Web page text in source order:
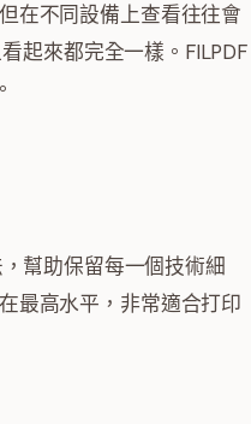
在不同設備上查看往往會
起來都完全一樣。FILPDF
幫助保留每一個技術細
最高水平，非常適合打印